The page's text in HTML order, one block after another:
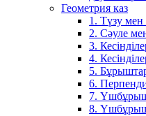
Геометрия каз
1. Түзу мен
2. Сәуле
3.
4.
5.
6.
7.
8.